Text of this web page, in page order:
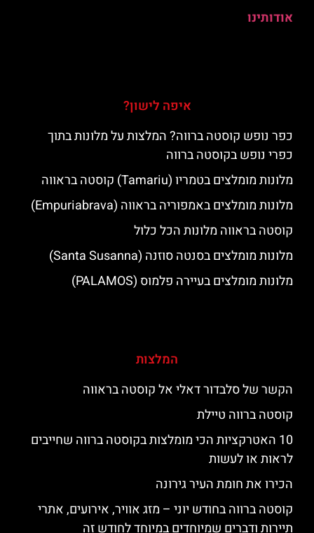
אודותינו
איפה לישון?
כפר נופש קוסטה ברווה? המלצות על מלונות בתוך
כפרי נופש בקוסטה ברווה
מלונות מומלצים בטמריו (Tamariu) קוסטה בראווה
מלונות מומלצים באמפוריה בראווה (Empuriabrava)
קוסטה בראווה מלונות הכל כלול
מלונות מומלצים בסנטה סוזנה (Santa Susanna)
מלונות מומלצים בעיירה פלמוס (PALAMOS)
המלצות
הקשר של סלבדור דאלי אל קוסטה בראווה
קוסטה ברווה טיילת
10 האטרקציות הכי מומלצות בקוסטה ברווה שחייבים
לראות או לעשות
הכירו את חומת העיר גירונה
קוסטה ברווה בחודש יוני – מזג אוויר, אירועים, אתרי
תיירות ודברים שמיוחדים במיוחד לחודש זה